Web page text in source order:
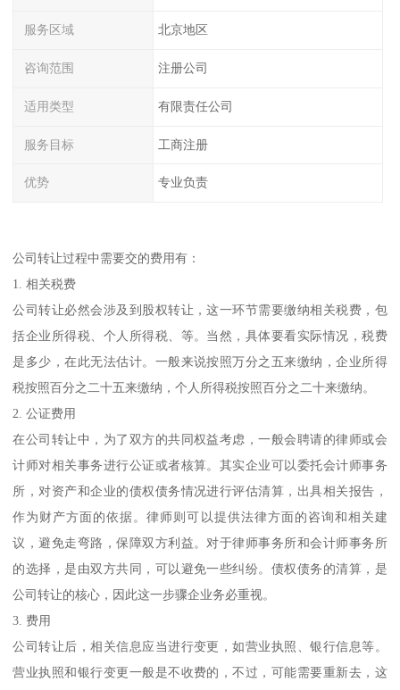
服务区域 北京地区
咨询范围 注册公司
适用类型 有限责任公司
服务目标 工商注册
优势 专业负责
公司转让过程中需要交的费用有：
1. 相关税费
公司转让必然会涉及到股权转让，这一环节需要缴纳相关税费，包
括企业所得税、个人所得税、等。当然，具体要看实际情况，税费
是多少，在此无法估计。一般来说按照万分之五来缴纳，企业所得
税按照百分之二十五来缴纳，个人所得税按照百分之二十来缴纳。
2. 公证费用
在公司转让中，为了双方的共同权益考虑，一般会聘请的律师或会
计师对相关事务进行公证或者核算。其实企业可以委托会计师事务
所，对资产和企业的债权债务情况进行评估清算，出具相关报告，
作为财产方面的依据。律师则可以提供法律方面的咨询和相关建
议，避免走弯路，保障双方利益。对于律师事务所和会计师事务所
的选择，是由双方共同，可以避免一些纠纷。债权债务的清算，是
公司转让的核心，因此这一步骤企业务必重视。
3. 费用
公司转让后，相关信息应当进行变更，如营业执照、银行信息等。
营业执照和银行变更一般是不收费的，不过，可能需要重新去，这